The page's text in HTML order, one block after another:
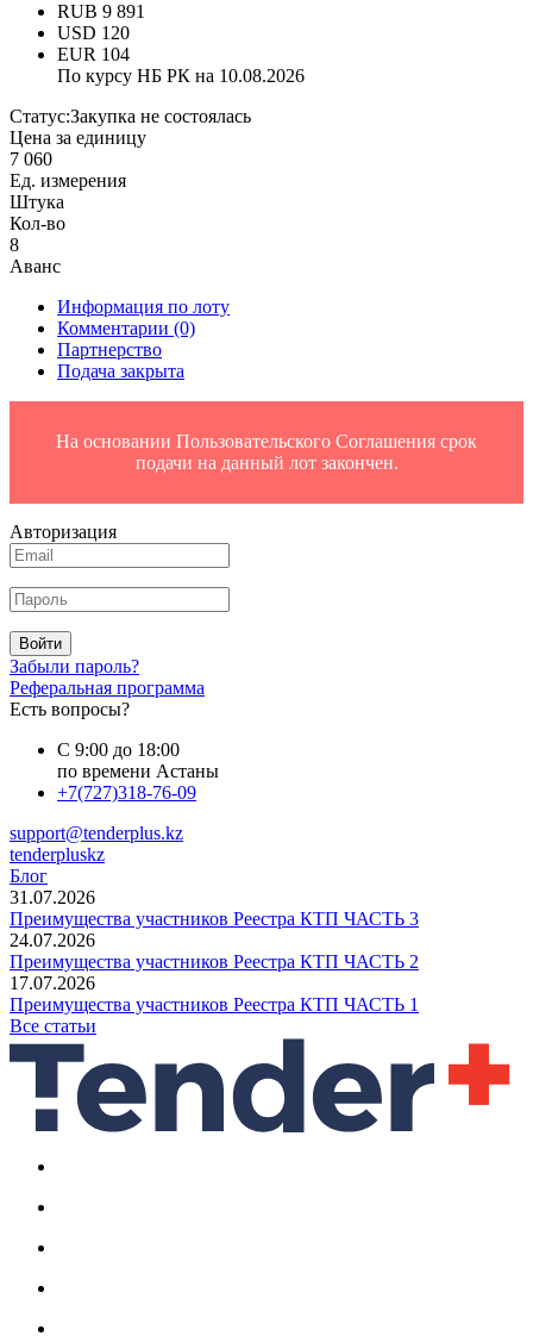
RUB 9 891
USD 120
EUR 104
По курсу НБ РК на 10.08.2026
Статус:Закупка не состоялась
Цена за единицу
7 060
Ед. измерения
Штука
Кол-во
8
Аванс
Информация по лоту
Комментарии (0)
Партнерство
Подача закрыта
На основании Пользовательского Соглашения срок
подачи на данный лот закончен.
Авторизация
Войти
Забыли пароль?
Реферальная программа
Есть вопросы?
С 9:00 до 18:00
по времени Астаны
+7(727)318-76-09
support@tenderplus.kz
tenderpluskz
Блог
31.07.2026
Преимущества участников Реестра КТП ЧАСТЬ 3
24.07.2026
Преимущества участников Реестра КТП ЧАСТЬ 2
17.07.2026
Преимущества участников Реестра КТП ЧАСТЬ 1
Все статьи